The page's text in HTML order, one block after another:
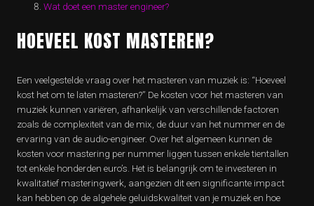
Wat doet een master engineer?
HOEVEEL KOST MASTEREN?
Een veelgestelde vraag over het masteren van muziek is: “Hoeveel
kost het om te laten masteren?” De kosten voor het masteren van
muziek kunnen variëren, afhankelijk van verschillende factoren
zoals de complexiteit van de mix, de duur van het nummer en de
ervaring van de audio-engineer. Over het algemeen kunnen de
kosten voor mastering per nummer liggen tussen enkele tientallen
tot enkele honderden euro’s. Het is belangrijk om te investeren in
kwalitatief masteringwerk, aangezien dit een significante impact
kan hebben op de algehele geluidskwaliteit van je muziek en hoe